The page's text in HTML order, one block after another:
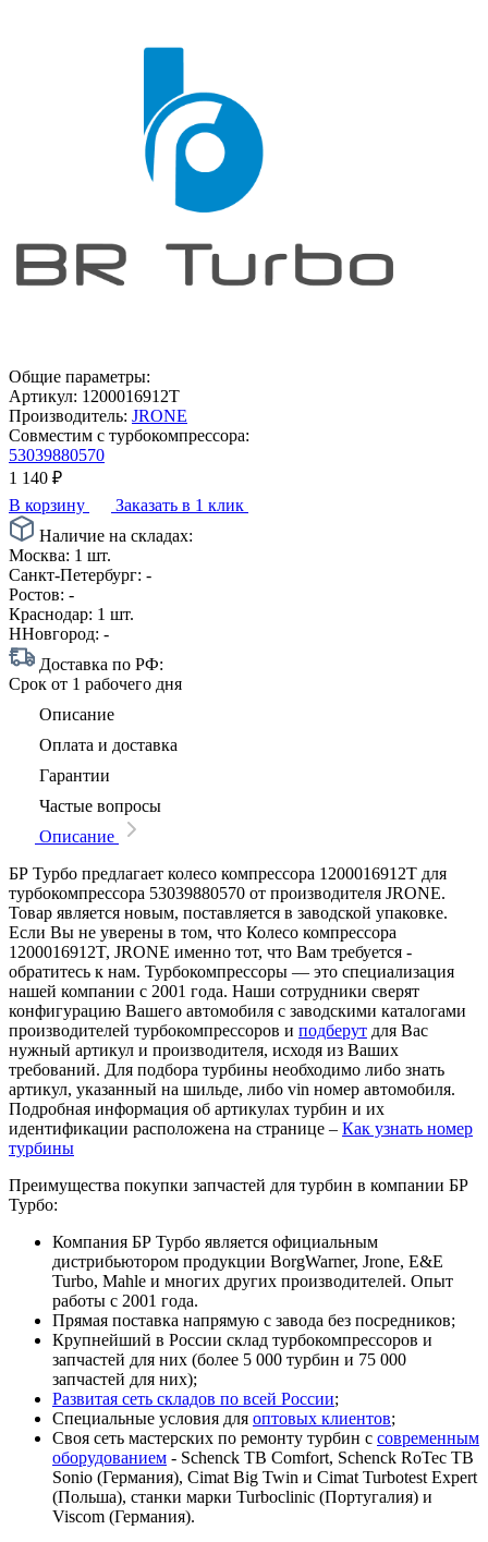
Общие параметры:
Артикул: 1200016912T
Производитель: JRONE
Совместим с турбокомпрессора:
53039880570
1 140 ₽
В корзину
Заказать в 1 клик
Наличие на складах:
Москва: 1 шт.
Санкт-Петербург: -
Ростов: -
Краснодар: 1 шт.
ННовгород: -
Доставка по РФ:
Срок от 1 рабочего дня
Описание
Оплата и доставка
Гарантии
Частые вопросы
Описание
БР Турбо предлагает колесо компрессора 1200016912T для
турбокомпрессора 53039880570 от производителя JRONE.
Товар является новым, поставляется в заводской упаковке.
Если Вы не уверены в том, что Колесо компрессора
1200016912T, JRONE именно тот, что Вам требуется -
обратитесь к нам. Турбокомпрессоры — это специализация
нашей компании с 2001 года. Наши сотрудники сверят
конфигурацию Вашего автомобиля с заводскими каталогами
производителей турбокомпрессоров и подберут для Вас
нужный артикул и производителя, исходя из Ваших
требований. Для подбора турбины необходимо либо знать
артикул, указанный на шильде, либо vin номер автомобиля.
Подробная информация об артикулах турбин и их
идентификации расположена на странице – Как узнать номер
турбины
Преимущества покупки запчастей для турбин в компании БР
Турбо:
Компания БР Турбо является официальным
дистрибьютором продукции BorgWarner, Jrone, E&E
Turbo, Mahle и многих других производителей. Опыт
работы с 2001 года.
Прямая поставка напрямую с завода без посредников;
Крупнейший в России склад турбокомпрессоров и
запчастей для них (более 5 000 турбин и 75 000
запчастей для них);
Развитая сеть складов по всей России;
Специальные условия для оптовых клиентов;
Своя сеть мастерских по ремонту турбин с современным
оборудованием - Schenck TB Comfort, Schenck RoTec TB
Sonio (Германия), Cimat Big Twin и Cimat Turbotest Expert
(Польша), станки марки Turboclinic (Португалия) и
Viscom (Германия).